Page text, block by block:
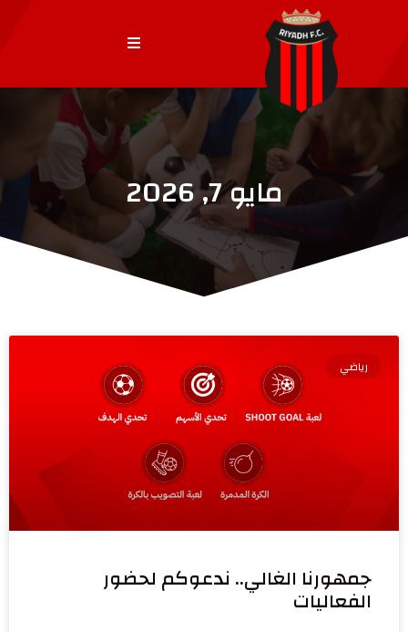
مايو 7, 2026
رياضي
جمهورنا الغالي.. ندعوكم لحضور
الفعاليات